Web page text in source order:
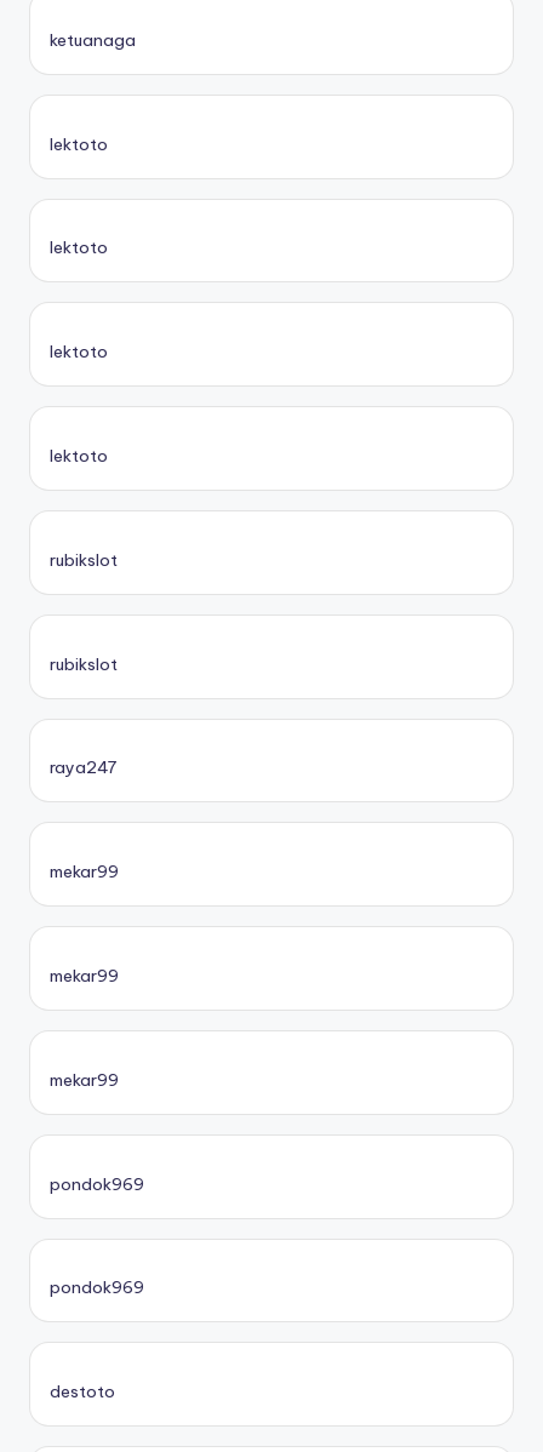
ketuanaga
lektoto
lektoto
lektoto
lektoto
rubikslot
rubikslot
raya247
mekar99
mekar99
mekar99
pondok969
pondok969
destoto